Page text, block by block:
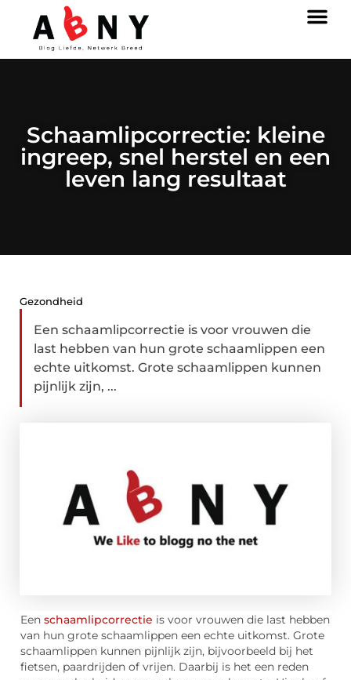
Schaamlipcorrectie: kleine
ingreep, snel herstel en een
leven lang resultaat
Gezondheid
Een schaamlipcorrectie is voor vrouwen die
last hebben van hun grote schaamlippen een
echte uitkomst. Grote schaamlippen kunnen
pijnlijk zijn, ...
Een schaamlipcorrectie is voor vrouwen die last hebben
van hun grote schaamlippen een echte uitkomst. Grote
schaamlippen kunnen pijnlijk zijn, bijvoorbeeld bij het
fietsen, paardrijden of vrijen. Daarbij is het een reden